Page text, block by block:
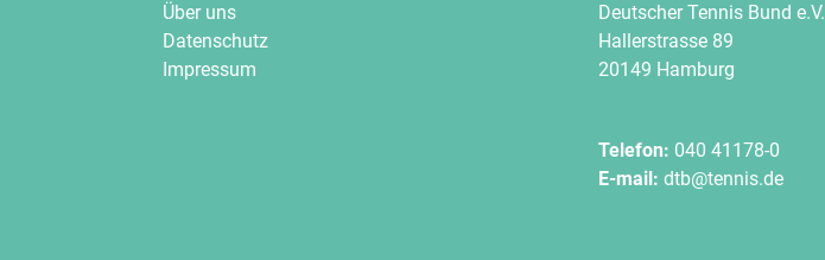
Über uns
Datenschutz
Impressum
Deutscher Tennis Bund e.V.
Hallerstrasse 89
20149 Hamburg
Telefon: 040 41178-0
E-mail: dtb@tennis.de